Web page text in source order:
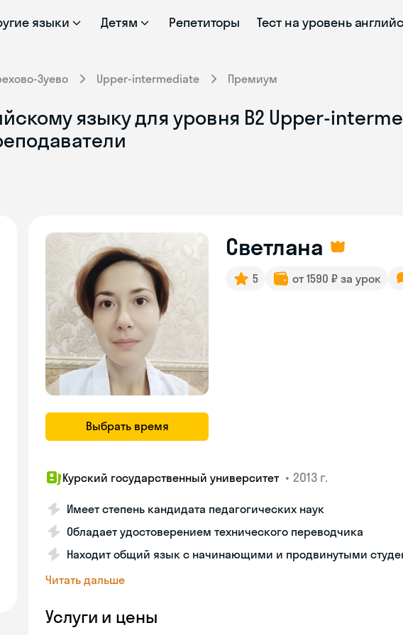
языки Детям Репетиторы Тест на уровень
Зуево Upper-intermediate Премиум
языку для уровня B2 Upper-
Выбрать время
Светлана
5 от 1590 ₽ за урок
Курский государственный университет • 2013 г.
Имеет степень кандидата педагогических наук
Обладает удостоверением технического переводчика
Находит общий язык с начинающими и продвинутыми
Читать дальше
Услуги и цены